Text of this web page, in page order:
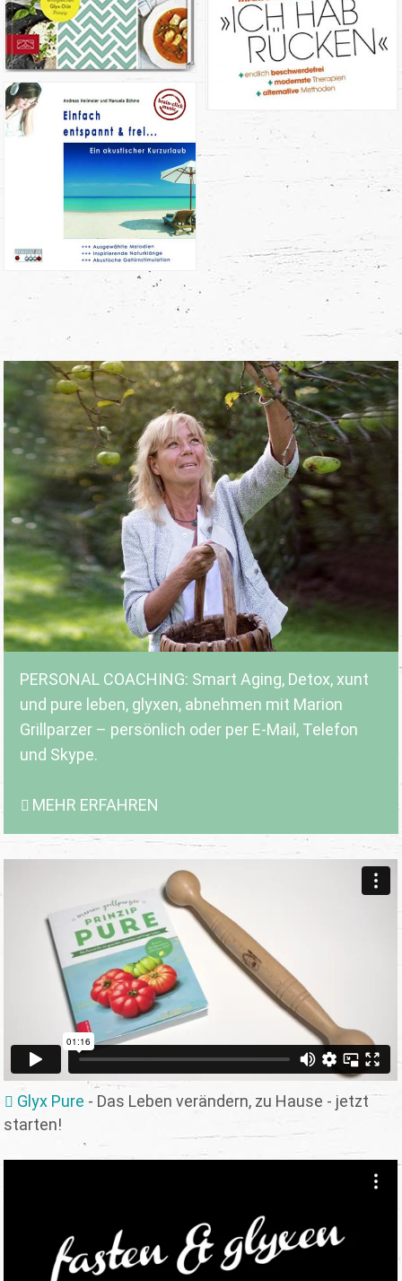
PERSONAL COACHING: Smart Aging, Detox, xunt
und pure leben, glyxen, abnehmen mit Marion
Grillparzer – persönlich oder per E-Mail, Telefon
und Skype.
MEHR ERFAHREN
Glyx Pure - Das Leben verändern, zu Hause - jetzt
starten!